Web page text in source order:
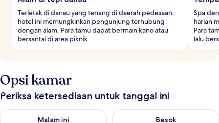
Terletak di danau yang tenang di daerah pedesaan,
hotel ini memungkinkan pengunjung terhubung
dengan alam. Para tamu dapat bermain kano atau
bersantai di area piknik.
Spa
harian
Para
lalu
Opsi kamar
Periksa ketersediaan untuk tanggal ini
Malam ini
Periksa ketersediaan untuk malam ini Agu 6 - Agu 7
Besok
Periksa ketersediaan untuk